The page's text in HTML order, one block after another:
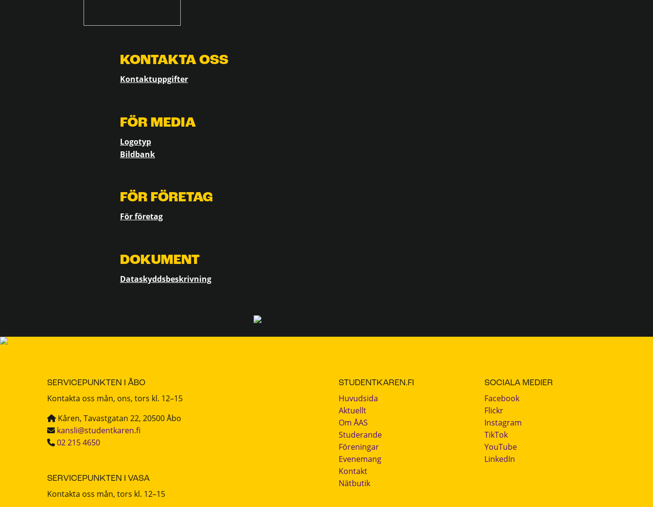
KONTAKTA OSS
Kontaktuppgifter
FÖR MEDIA
Logotyp
Bildbank
FÖR FÖRETAG
För företag
DOKUMENT
Dataskyddsbeskrivning
SERVICEPUNKTEN I ÅBO
Kontakta oss mån, ons, tors kl. 12–15
Kåren, Tavastgatan 22, 20500 Åbo
kansli@studentkaren.fi
02 215 4650
SERVICEPUNKTEN I VASA
Kontakta oss mån, tors kl. 12–15
STUDENTKAREN.FI
Huvudsida
Aktuellt
Om ÅAS
Studerande
Föreningar
Evenemang
Kontakt
Nätbutik
SOCIALA MEDIER
Facebook
Flickr
Instagram
TikTok
YouTube
LinkedIn